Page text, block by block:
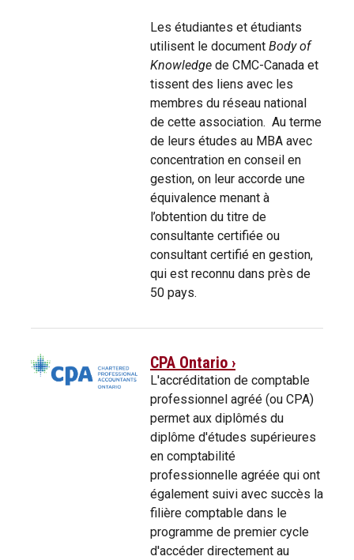
Les étudiantes et étudiants
utilisent le document Body of
Knowledge de CMC-Canada et
tissent des liens avec les
membres du réseau national
de cette association. Au terme
de leurs études au MBA avec
concentration en conseil en
gestion, on leur accorde une
équivalence menant à
l’obtention du titre de
consultante certifiée ou
consultant certifié en gestion,
qui est reconnu dans près de
50 pays.
CPA Ontario ›
L'accréditation de comptable
professionnel agréé (ou CPA)
permet aux diplômés du
diplôme d'études supérieures
en comptabilité
professionnelle agréée qui ont
également suivi avec succès la
filière comptable dans le
programme de premier cycle
d'accéder directement au